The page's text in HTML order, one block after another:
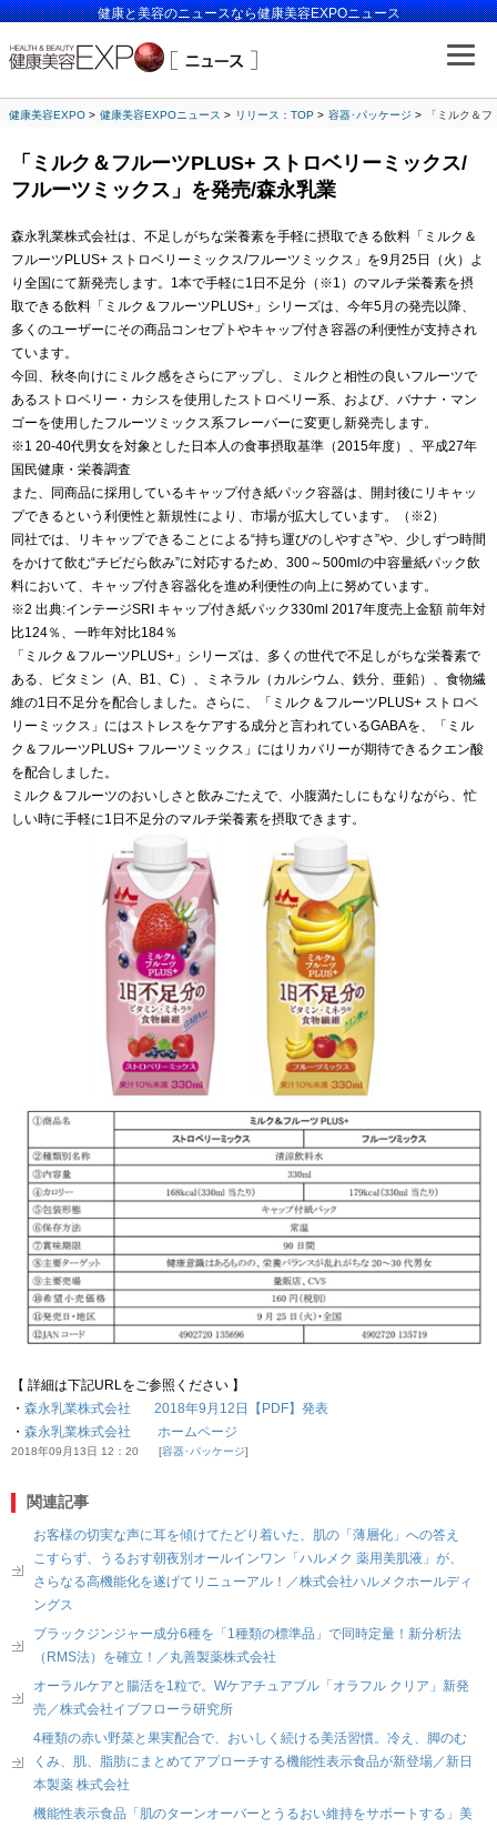
健康と美容のニュースなら健康美容EXPOニュース
健康美容EXPO 健康美容EXPOニュース リリース：TOP 容器･パッケージ 「ミルク＆
「ミルク＆フルーツPLUS+ ストロベリーミックス/
フルーツミックス」を発売/森永乳業
森永乳業株式会社は、不足しがちな栄養素を手軽に摂取できる飲料「ミルク＆
フルーツPLUS+ ストロベリーミックス/フルーツミックス」を9月25日（火）よ
り全国にて新発売します。1本で手軽に1日不足分（※1）のマルチ栄養素を摂
取できる飲料「ミルク＆フルーツPLUS+」シリーズは、今年5月の発売以降、
多くのユーザーにその商品コンセプトやキャップ付き容器の利便性が支持され
ています。
今回、秋冬向けにミルク感をさらにアップし、ミルクと相性の良いフルーツで
あるストロベリー・カシスを使用したストロベリー系、および、バナナ・マン
ゴーを使用したフルーツミックス系フレーバーに変更し新発売します。
※1 20-40代男女を対象とした日本人の食事摂取基準（2015年度）、平成27年
国民健康・栄養調査
また、同商品に採用しているキャップ付き紙パック容器は、開封後にリキャッ
プできるという利便性と新規性により、市場が拡大しています。（※2）
同社では、リキャップできることによる“持ち運びのしやすさ”や、少しずつ時間
をかけて飲む“チビだら飲み”に対応するため、300～500mlの中容量紙パック飲
料において、キャップ付き容器化を進め利便性の向上に努めています。
※2 出典:インテージSRI キャップ付き紙パック330ml 2017年度売上金額 前年対
比124％、一昨年対比184％
「ミルク＆フルーツPLUS+」シリーズは、多くの世代で不足しがちな栄養素で
ある、ビタミン（A、B1、C）、ミネラル（カルシウム、鉄分、亜鉛）、食物繊
維の1日不足分を配合しました。さらに、「ミルク＆フルーツPLUS+ ストロベ
リーミックス」にはストレスをケアする成分と言われているGABAを、「ミル
ク＆フルーツPLUS+ フルーツミックス」にはリカバリーが期待できるクエン酸
を配合しました。
ミルク＆フルーツのおいしさと飲みごたえで、小腹満たしにもなりながら、忙
しい時に手軽に1日不足分のマルチ栄養素を摂取できます。
【 詳細は下記URLをご参照ください 】
・ 森永乳業株式会社 2018年9月12日【PDF】発表
・ 森永乳業株式会社 ホームページ
2018年09月13日 12：20 容器･パッケージ
関連記事
お客様の切実な声に耳を傾けてたどり着いた、肌の「薄層化」への答え
こすらず、うるおす朝夜別オールインワン「ハルメク 薬用美肌液」が、
さらなる高機能化を遂げてリニューアル！／株式会社ハルメクホールディ
ングス
ブラックジンジャー成分6種を「1種類の標準品」で同時定量！新分析法
（RMS法）を確立！／丸善製薬株式会社
オーラルケアと腸活を1粒で。Wケアチュアブル「オラフル クリア」新発
売／株式会社イブフローラ研究所
4種類の赤い野菜と果実配合で、おいしく続ける美活習慣。冷え、脚のむ
くみ、肌、脂肪にまとめてアプローチする機能性表示食品が新登場／新日
本製薬 株式会社
機能性表示食品「肌のターンオーバーとうるおい維持をサポートする」美